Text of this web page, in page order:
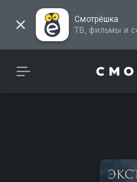
Смотрёшка